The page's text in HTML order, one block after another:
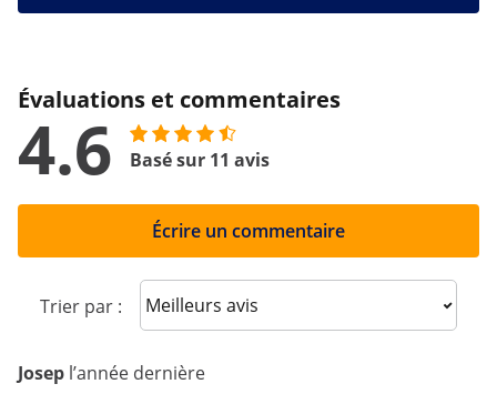
Évaluations et commentaires
4.6 Basé sur 11 avis
Écrire un commentaire
Trier par : Sort reviews
Josep l’année dernière